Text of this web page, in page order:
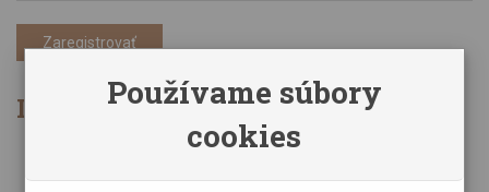
Zaregistrovať
Informácie
Obchodné podmienky
Používame súbory
cookies